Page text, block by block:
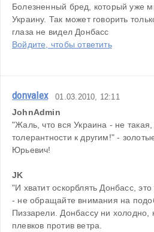
Болезненный бред, который уже
Украину. Так может говорить
глаза не видел Донбасс
Войдите, чтобы ответить
donvalex 01.03.2010, 12:11
JohnAdmin
"Жаль, что вся Украина - не
толерантности к другим!" -
Юрьевич!
JK
"И хватит оскорблять Донбасс,
- не обращайте внимания на
Пиззарели. Донбассу ни холодно,
плевков против ветра.